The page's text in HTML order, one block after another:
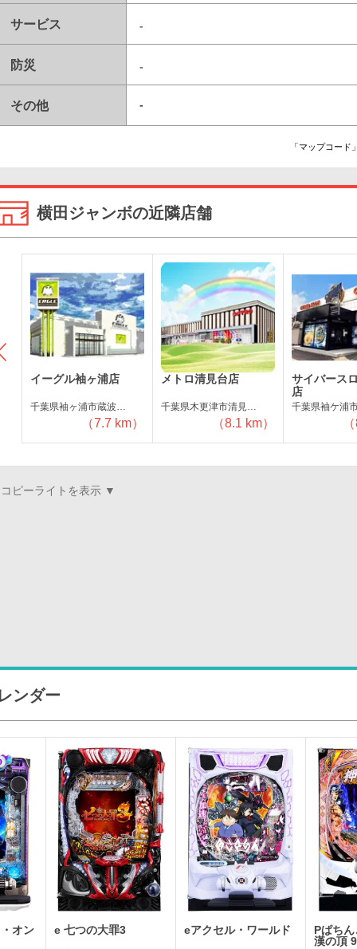
サービス -
防災 -
その他 -
「マップコー
横田ジャンボの近隣店舗
イーグル袖ヶ浦店
千葉県袖ヶ浦市蔵波…
（7.7 km）
メトロ清見台店
千葉県木更津市清見…
（8.1 km）
サイバース
店
千葉県袖ケ浦
ンダー
オン
e 七つの大罪3 eアクセル・ワールド
Pぱち
漢の頂